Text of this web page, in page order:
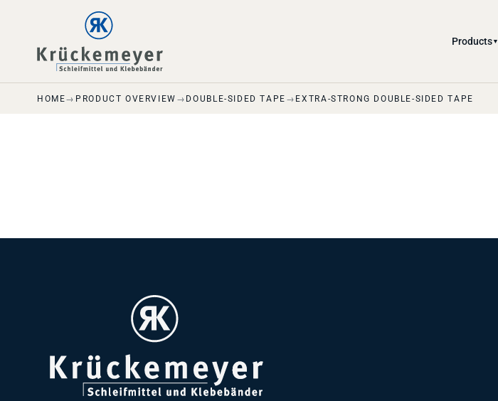
Skip to main navigation
Skip to main content
Skip to page footer
Products▼
HOME PRODUCT OVERVIEW DOUBLE-SIDED TAPE EXTRA-STRONG DOUBLE-SIDED TAPE